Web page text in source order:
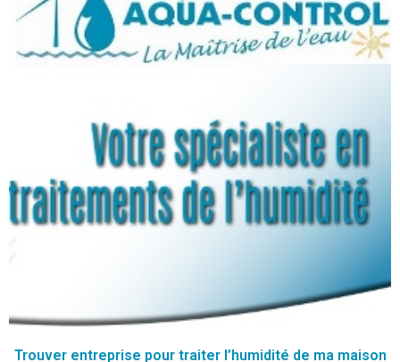
Trouver entreprise pour traiter l’humidité de ma maison